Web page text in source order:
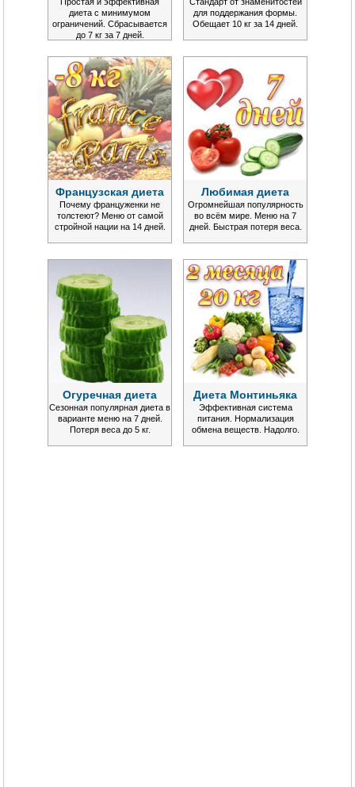
диета с минимумом
ограничений. Сбрасывается
до 7 кг за 7 дней.
для поддержания формы.
Обещает 10 кг за 14 дней.
Французская диета
Почему француженки не
толстеют? Меню от самой
стройной нации на 14 дней.
Любимая диета
Огромнейшая популярность
во всём мире. Меню на 7
дней. Быстрая потеря веса.
Огуречная диета
Сезонная популярная диета в
варианте меню на 7 дней.
Потеря веса до 5 кг.
Диета Монтиньяка
Эффективная система
питания. Нормализация
обмена веществ. Надолго.